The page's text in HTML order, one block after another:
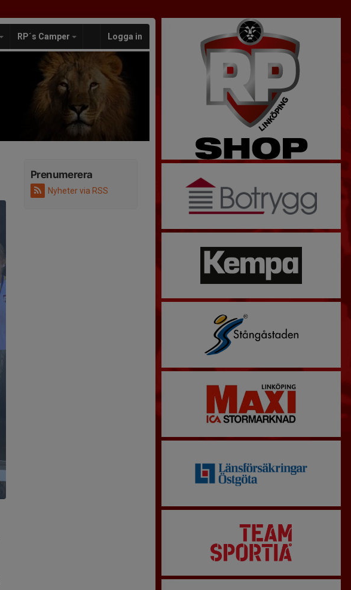
RP´s Camper Logga in
Prenumerera
Nyheter via RSS